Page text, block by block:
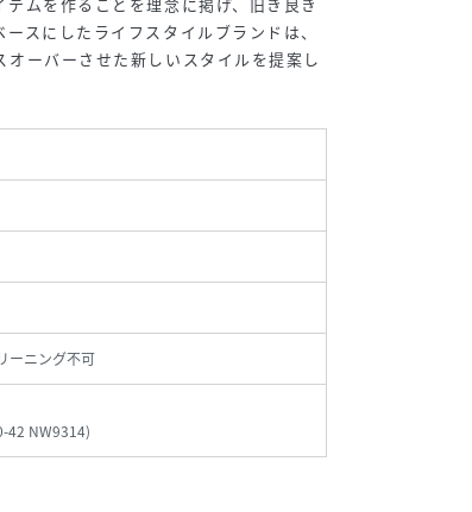
スにしたライフスタイルブランドは、
ーバーさせた新しいスタイルを提案し
ーニング不可
42 NW9314)